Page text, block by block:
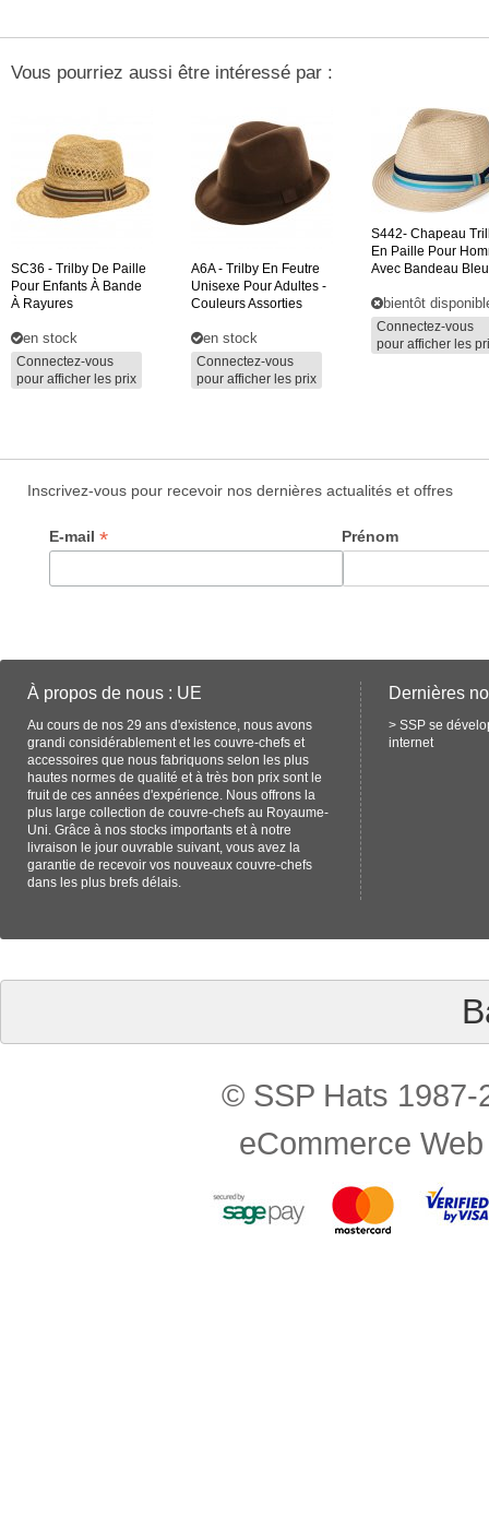
Vous pourriez aussi être intéressé par :
SC36 - Trilby De Paille
Pour Enfants À Bande
À Rayures
en stock
Connectez-vous
pour afficher les prix
A6A- Trilby En Feutre
Unisexe Pour Adultes -
Couleurs Assorties
en stock
Connectez-vous
pour afficher les prix
S442- Chapeau
En Paille Pour
Avec Bandeau Bleu
bientôt
Connectez-vous
pour afficher les
Inscrivez-vous pour recevoir nos dernières actualités et offres
E-mail * Prénom
À propos de nous : UE
Au cours de nos 29 ans d'existence, nous avons
grandi considérablement et les couvre-chefs et
accessoires que nous fabriquons selon les plus
hautes normes de qualité et à très bon prix sont le
fruit de ces années d'expérience. Nous offrons la
plus large collection de couvre-chefs au Royaume-
Uni. Grâce à nos stocks importants et à notre
livraison le jour ouvrable suivant, vous avez la
garantie de recevoir vos nouveaux couvre-chefs
dans les plus brefs délais.
Dernières
> SSP se
internet
© SSP Hats
eCommerce